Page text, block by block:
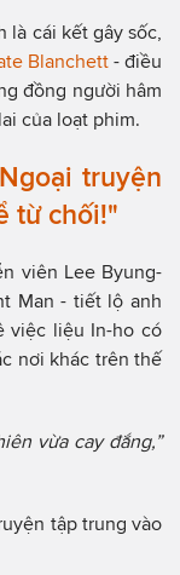
là cái kết gây sốc,
Blanchett - điều
đồng người hâm
của loạt phim.
truyện
từ chối!"
viên Lee Byung-
Man - tiết lộ anh
việc liệu In-ho có
nơi khác trên thế
vừa cay đắng,”
tập trung vào